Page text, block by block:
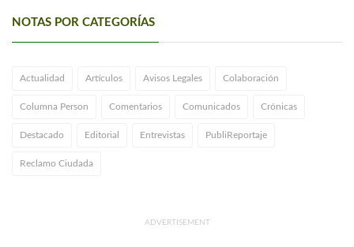
NOTAS POR CATEGORÍAS
Actualidad Artículos Avisos Legales Colaboración
Columna Person Comentarios Comunicados Crónicas
Destacado Editorial Entrevistas PubliReportaje
Reclamo Ciudada
ADVERTISEMENT